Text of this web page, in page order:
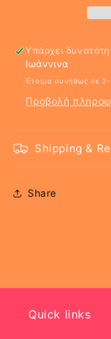
Υπάρχει
Ιωάννινα
Έτοιμο συνήθως σε 2-
Προβολή
Shipping &
Share
Quick links